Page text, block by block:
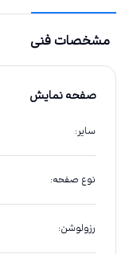
مشخصات فنی
صفحه نمایش
سایر:
نوع صفحه:
رزولوشن: